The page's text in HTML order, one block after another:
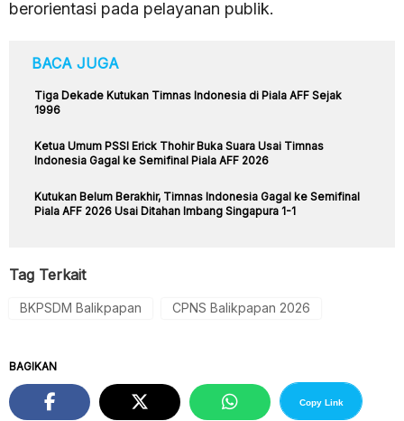
berorientasi pada pelayanan publik.
BACA JUGA
Tiga Dekade Kutukan Timnas Indonesia di Piala AFF Sejak
1996
Ketua Umum PSSI Erick Thohir Buka Suara Usai Timnas
Indonesia Gagal ke Semifinal Piala AFF 2026
Kutukan Belum Berakhir, Timnas Indonesia Gagal ke Semifinal
Piala AFF 2026 Usai Ditahan Imbang Singapura 1-1
Tag Terkait
BKPSDM Balikpapan CPNS Balikpapan 2026
BAGIKAN
Copy Link